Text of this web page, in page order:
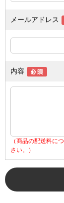
メールアドレス
内容
（商品の配送料に
さい。）